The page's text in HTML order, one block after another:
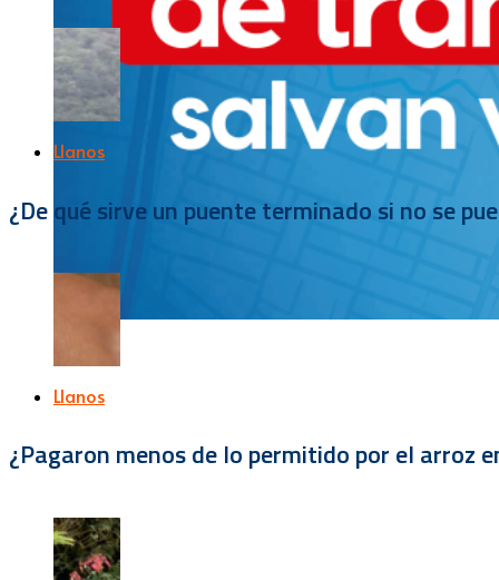
Llanos
¿De qué sirve un puente terminado si no se
Llanos
¿Pagaron menos de lo permitido por el arroz